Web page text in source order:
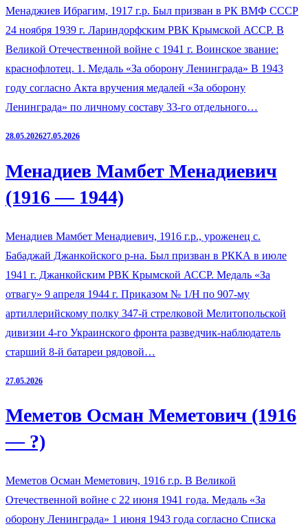
Менаджиев Ибрагим, 1917 г.р. Был призван в РК ВМФ СССР
24 ноября 1939 г. Лариндорфским РВК Крымской АССР. В
Великой Отечественной войне с 1941 г. Воинское звание:
краснофлотец. 1. Медаль «За оборону Ленинграда» В 1943
году согласно Акта вручения медалей «За оборону
Ленинграда» по личному составу 33-го отдельного…
28.05.202627.05.2026
Менадиев Мамбет Менадиевич
(1916 — 1944)
Менадиев Мамбет Менадиевич, 1916 г.р., уроженец с.
Бабаджай Джанкойского р-на. Был призван в РККА в июле
1941 г. Джанкойским РВК Крымской АССР. Медаль «За
отвагу» 9 апреля 1944 г. Приказом № 1/Н по 907-му
артиллерийскому полку 347-й стрелковой Мелитопольской
дивизии 4-го Украинского фронта разведчик-наблюдатель
старший 8-й батареи рядовой…
27.05.2026
Меметов Осман Меметович (1916
— ?)
Меметов Осман Меметович, 1916 г.р. В Великой
Отечественной войне с 22 июня 1941 года. Медаль «За
оборону Ленинграда» 1 июня 1943 года согласно Списка